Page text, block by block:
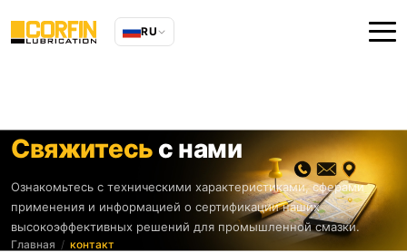
RU
Свяжитесь с нами
Ознакомьтесь с техническими характеристиками, сферами
применения и информацией о сертификации наших
высокоэффективных решений для промышленной смазки.
Главная контакт